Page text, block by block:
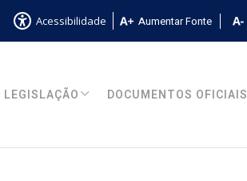
Acessibilidade Aumentar Fonte
LEGISLAÇÃO DOCUMENTOS OFICIAIS